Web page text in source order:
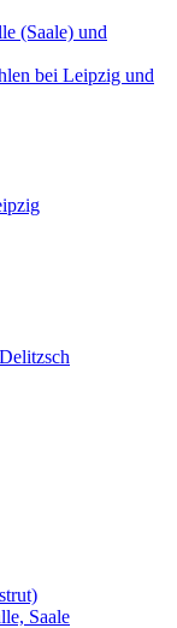
(Saale) und
bei Leipzig und
Saale